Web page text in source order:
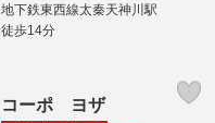
地下鉄東西線太秦天神川駅
徒歩14分
コーポ ヨザ